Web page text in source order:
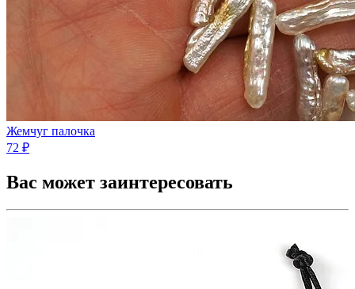
Жемчуг палочка
72 ₽
Вас может заинтересовать